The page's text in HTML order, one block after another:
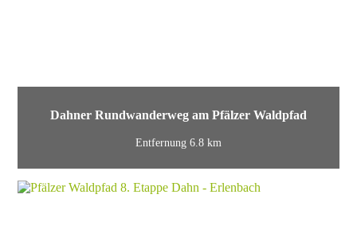
Dahner Rundwanderweg am Pfälzer Waldpfad
Entfernung 6.8 km